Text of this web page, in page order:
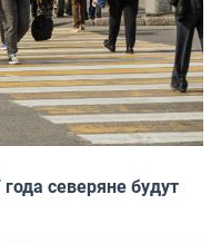
северяне будут